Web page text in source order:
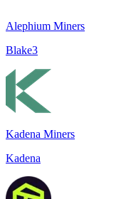
Alephium Miners
Blake3
Kadena Miners
Kadena